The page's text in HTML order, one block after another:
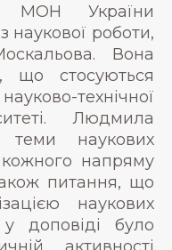
МОН України
наукової роботи,
Вона
що стосуються
технічної
Людмила
теми наукових
напряму
питання, що
наукових
доповіді було
активності